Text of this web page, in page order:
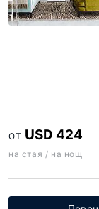
ОТ USD 424
на стая / на нощ